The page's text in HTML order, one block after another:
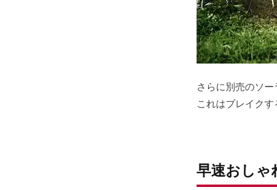
さらに別売のソ
これはブレイクす
早速おしゃ